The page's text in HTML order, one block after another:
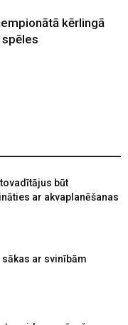
kērlingā
būt
ar akvaplanēšanas
ar svinībām